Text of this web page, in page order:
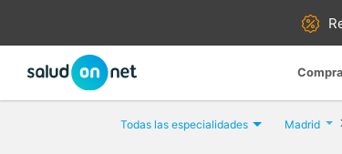
Todas las especialidades Madrid